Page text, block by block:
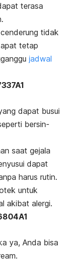
terasa
tidak
tetap
jadwal
dapat busui
bersin-
saat gejala
dapat
harus rutin.
untuk
akibat alergi.
ya, Anda bisa